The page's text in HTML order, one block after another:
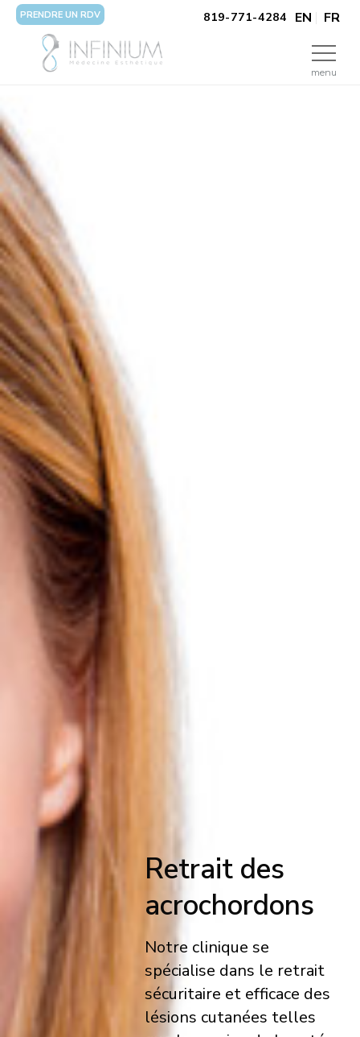
EN FR
819-771-4284
PRENDRE UN RDV
Retrait des
acrochordons
Notre clinique se
spécialise dans le retrait
sécuritaire et efficace des
lésions cutanées telles
menu